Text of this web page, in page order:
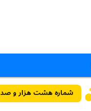
شماره هشت هزار و صد و بیست -